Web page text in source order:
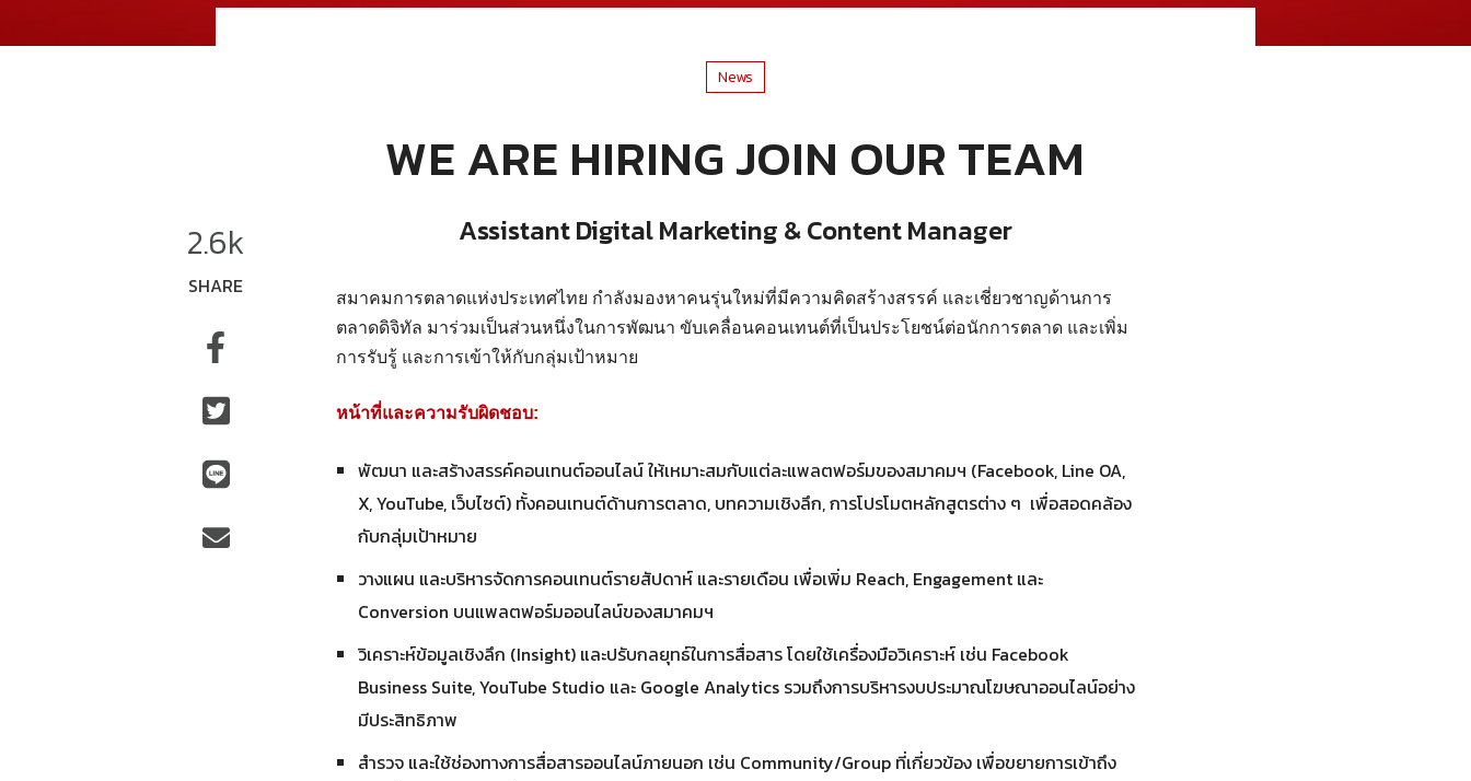
News
WE ARE HIRING JOIN OUR TEAM
2.6k
SHARE
Assistant Digital Marketing & Content Manager
สมาคมการตลาดแห่งประเทศไทย กำลังมองหาคนรุ่นใหม่ที่มีความคิดสร้างสรรค์ และเชี่ยวชาญด้านการ
ตลาดดิจิทัล มาร่วมเป็นส่วนหนึ่งในการพัฒนา ขับเคลื่อนคอนเทนต์ที่เป็นประโยชน์ต่อนักการตลาด และเพิ่ม
การรับรู้ และการเข้าให้กับกลุ่มเป้าหมาย
หน้าที่และความรับผิดชอบ:
พัฒนา และสร้างสรรค์คอนเทนต์ออนไลน์ ให้เหมาะสมกับแต่ละแพลตฟอร์มของสมาคมฯ (Facebook, Line OA,
X, YouTube, เว็บไซต์) ทั้งคอนเทนต์ด้านการตลาด, บทความเชิงลึก, การโปรโมตหลักสูตรต่าง ๆ เพื่อสอดคล้อง
กับกลุ่มเป้าหมาย
วางแผน และบริหารจัดการคอนเทนต์รายสัปดาห์ และรายเดือน เพื่อเพิ่ม Reach, Engagement และ
Conversion บนแพลตฟอร์มออนไลน์ของสมาคมฯ
วิเคราะห์ข้อมูลเชิงลึก (Insight) และปรับกลยุทธ์ในการสื่อสาร โดยใช้เครื่องมือวิเคราะห์ เช่น Facebook
Business Suite, YouTube Studio และ Google Analytics รวมถึงการบริหารงบประมาณโฆษณาออนไลน์อย่าง
มีประสิทธิภาพ
สำรวจ และใช้ช่องทางการสื่อสารออนไลน์ภายนอก เช่น Community/Group ที่เกี่ยวข้อง เพื่อขยายการเข้าถึง